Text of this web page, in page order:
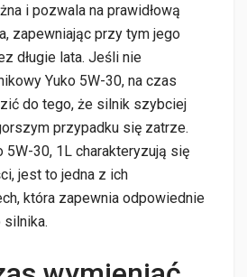
i pozwala na prawidłową
zapewniając przy tym jego
długie lata. Jeśli nie
Yuko 5W-30, na czas
do tego, że silnik szybciej
przypadku się zatrze.
5W-30, 1L charakteryzują się
jest to jedna z ich
która zapewnia odpowiednie
silnika.